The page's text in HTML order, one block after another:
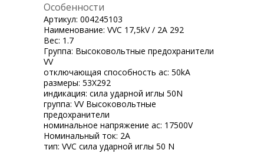
Особенности
Артикул: 004245103
Наименование: VVC 17,5kV / 2A 292
Вес: 1.7
Группа: Высоковольтные предохранители
VV
отключающая способность ac: 50kA
размеры: 53X292
индикация: сила ударной иглы 50N
группа: VV Высоковольтные
предохранители
номинальное напряжение ac: 17500V
Номинальный ток: 2A
тип: VVC сила ударной иглы 50 N